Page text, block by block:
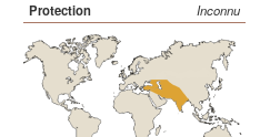
Protection
Inconnu